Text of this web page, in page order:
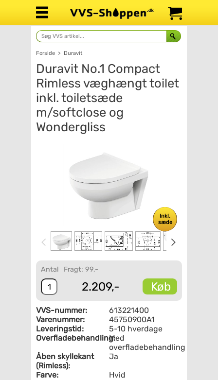
Forside > Duravit
Duravit No.1 Compact
Rimless væghængt toilet
inkl. toiletsæde
m/softclose og
Wondergliss
Inkl.
sæde
Antal Fragt: 99,-
2.209,- Køb
VVS-nummer:
613221400
Varenummer:
45750900A1
Leveringstid:
5-10 hverdage
Overfladebehandling:Med
overfladebehandling
Åben skyllekant
(Rimless):
Ja
Farve:
Hvid